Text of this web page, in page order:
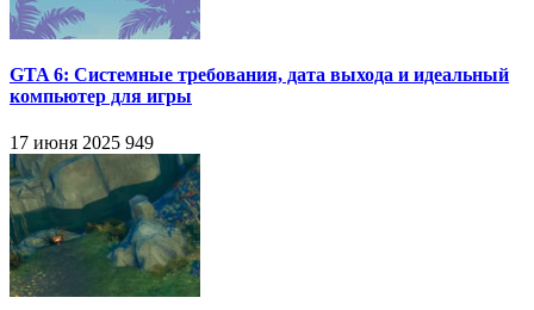
GTA 6: Системные требования, дата выхода и идеальный
компьютер для игры
17 июня 2025 949